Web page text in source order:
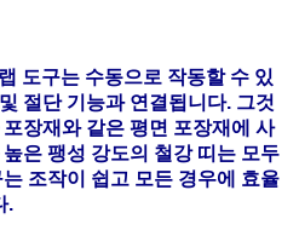
도구는 수동으로 작동할 수 있
절단 기능과 연결됩니다. 그것
장재와 같은 평면 포장재에 사
은 팽성 강도의 철강 띠는 모두
조작이 쉽고 모든 경우에 효율
.